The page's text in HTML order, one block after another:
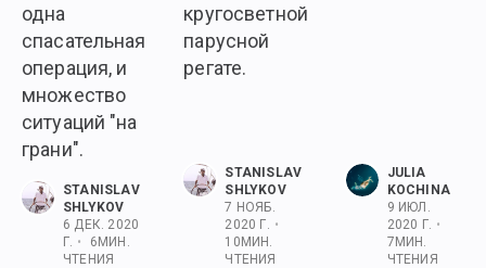
одна
спасательная
операция, и
множество
ситуаций "на
грани".
STANISLAV
SHLYKOV
6 ДЕК. 2020
Г. • 6МИН.
ЧТЕНИЯ
кругосветной
парусной
регате.
STANISLAV
SHLYKOV
7 НОЯБ.
2020 Г.
•
10МИН.
ЧТЕНИЯ
JULIA
KOCHINA
9 ИЮЛ.
2020 Г. •
7МИН.
ЧТЕНИЯ